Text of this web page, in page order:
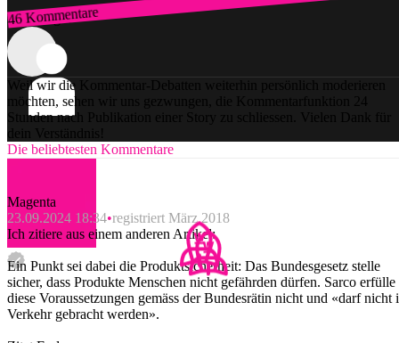
46 Kommentare
Zum Login
Weil wir die Kommentar-Debatten weiterhin persönlich moderieren
möchten, sehen wir uns gezwungen, die Kommentarfunktion 24
Stunden nach Publikation einer Story zu schliessen. Vielen Dank für
dein Verständnis!
Die beliebtesten Kommentare
Magenta
23.09.2024 18:34 registriert März 2018
Ich zitiere aus einem anderen Artikel:
Ein Punkt sei dabei die Produktsicherheit: Das Bundesgesetz stelle
sicher, dass Produkte Menschen nicht gefährden dürfen. Sarco erfülle
diese Voraussetzungen gemäss der Bundesrätin nicht und «darf nicht
Verkehr gebracht werden».